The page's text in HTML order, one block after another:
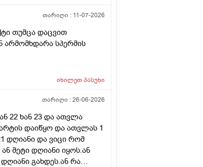
თარიღი : 11-07-2026
თუმცა დაცვით
არმომხდარა სპერმის
იხილეთპასუხი
თარიღი :26-06-2026
22 ხან 23 და ათვლა
დაიწყო და ათვლას 1
დღიანი და ვიცი რომ
მეტი დღიანი იყოს.ან
გახდეს.ან რა